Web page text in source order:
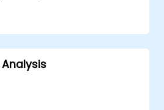
Matlab-
Python.
Matlab- og Python-